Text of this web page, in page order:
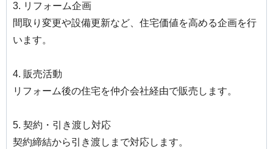
3. リフォーム企画
間取り変更や設備更新など、住宅価値を高める企画を行
います。
4. 販売活動
リフォーム後の住宅を仲介会社経由で販売します。
5. 契約・引き渡し対応
契約締結から引き渡しまで対応します。